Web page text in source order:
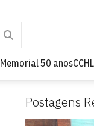
Memorial 50 anos
Postagens